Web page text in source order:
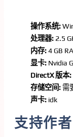
操作系统:
处理器: 2.5
内存:4 GB
显卡: Nvidia
DirectX 版本:
存储空间: 需
声卡: idk
支持作者